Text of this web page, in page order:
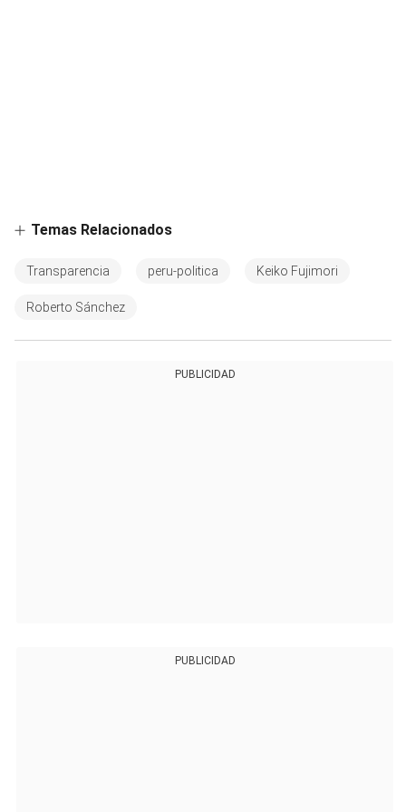
Temas Relacionados
Transparencia peru-politica Keiko Fujimori
Roberto Sánchez
PUBLICIDAD
PUBLICIDAD